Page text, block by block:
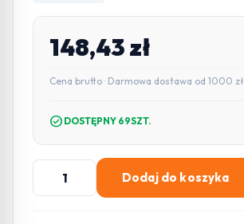
148,43zł
Cena brutto · Darmowa dostawa od 1000 zł
check_circle DOSTĘPNY 69SZT.
ilość
UBIQUITI
Dodaj do koszyka